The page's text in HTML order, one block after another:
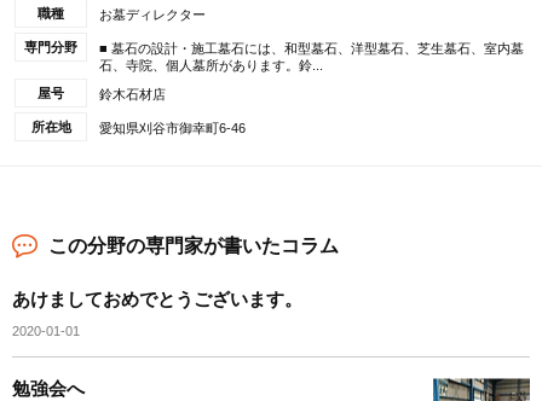
職種 お墓ディレクター
専門分野
■ 墓石の設計・施工墓石には、和型墓石、洋型墓石、芝生墓石、室内墓
石、寺院、個人墓所があります。鈴...
屋号
鈴木石材店
所在地 愛知県刈谷市御幸町6-46
この分野の専門家が書いたコラム
あけましておめでとうございます。
2020-01-01
勉強会へ